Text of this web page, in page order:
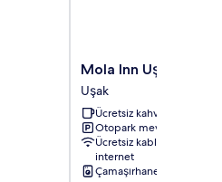
Mola
Inn
Uşak
Uşak
Mola Inn Uşak
Uşak
Ücretsiz kahvaltı
Otopark mevcut
Ücretsiz kablosuz
internet
Çamaşırhane